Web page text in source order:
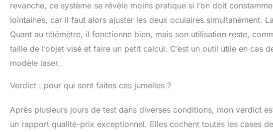
revanche, ce système se révèle moins pratique si l’on doit
lointaines, car il faut alors ajuster les deux oculaires simultanément.
Quant au télémètre, il fonctionne bien, mais son utilisation reste,
taille de l’objet visé et faire un petit calcul. C’est un outil utile en cas
modèle laser.
Verdict : pour qui sont faites ces jumelles ?
Après plusieurs jours de test dans diverses conditions, mon verdict
un rapport qualité-prix exceptionnel. Elles cochent toutes les cases